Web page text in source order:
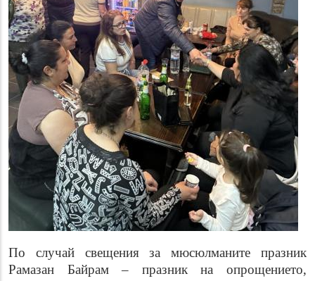
По случай свещения за мюсюлманите празник
Рамазан Байрам – празник на опрощението,